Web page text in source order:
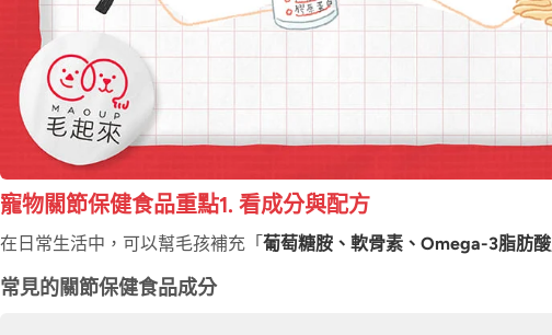
寵物關節保健食品重點1. 看成分與配方
在日常生活中，可以幫毛孩補充「 葡萄糖胺、軟骨素、Omega-3脂肪酸
常見的關節保健食品成分